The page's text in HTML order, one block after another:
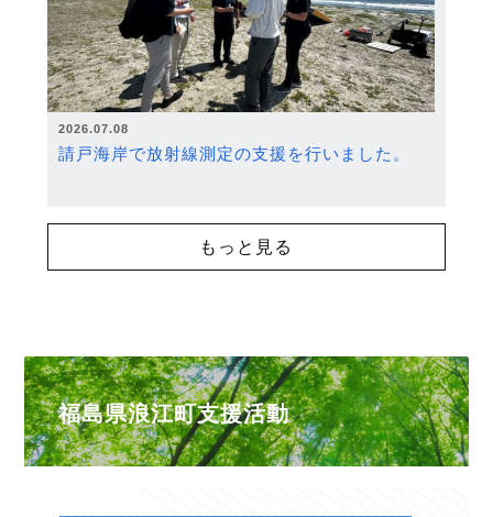
2026.07.08
請戸海岸で放射線測定の支援を行いました。
もっと見る
福島県浪江町支援活動